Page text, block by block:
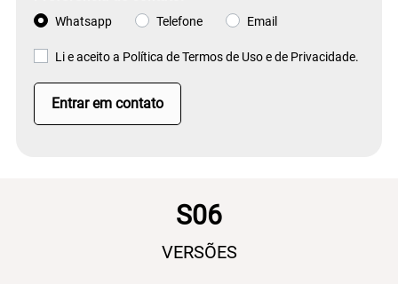
Whatsapp Telefone Email
Li e aceito a Política de Termos de Uso e de Privacidade.
Entrar em contato
S06
VERSÕES